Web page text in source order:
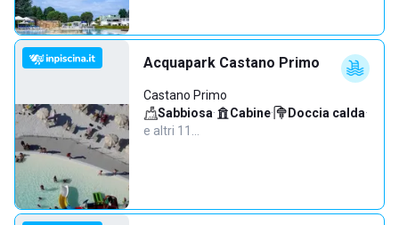
Acquapark Castano Primo
Castano Primo
Sabbiosa· Cabine· Doccia calda·
e altri 11…